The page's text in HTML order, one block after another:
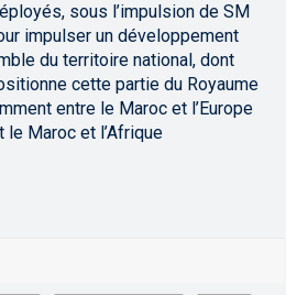
sous l’impulsion de SM
impulser un développement
du territoire national, dont
cette partie du Royaume
entre le Maroc et l’Europe
le Maroc et l’Afrique